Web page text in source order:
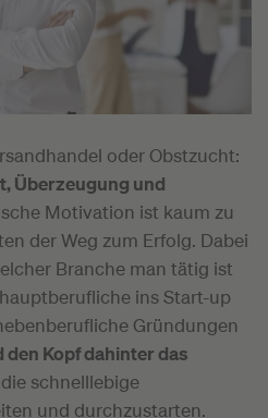
oder Obstzucht:
Überzeugung und
Motivation ist kaum zu
der Weg zum Erfolg. Dabei
Branche man tätig ist
ins Start-up
Gründungen
den Kopf dahinter das
schnelllebige
und durchzustarten.